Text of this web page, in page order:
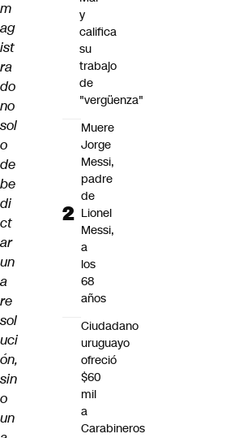
m
ag
ist
ra
do
no
sol
o
de
be
di
ct
ar
un
a
re
sol
uci
ón,
sin
o
un
y
califica
su
trabajo
de
"vergüenza"
Muere
Jorge
Messi,
padre
de
Lionel
Messi,
a
los
68
años
Ciudadano
uruguayo
ofreció
$60
mil
a
Carabineros